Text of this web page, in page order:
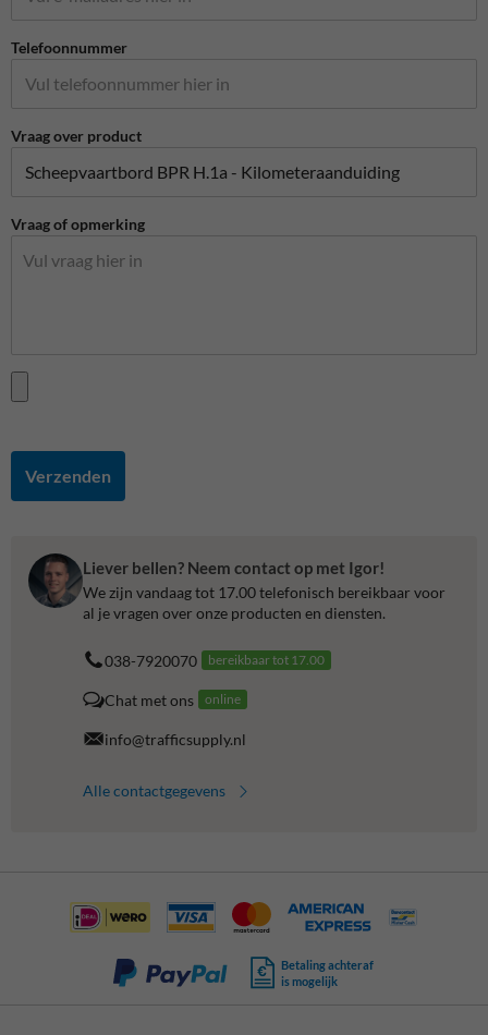
Telefoonnummer
Vraag over product
Vraag of opmerking
Verzenden
Liever bellen? Neem contact op met Igor!
We zijn vandaag tot 17.00 telefonisch bereikbaar voor
al je vragen over onze producten en diensten.
038-7920070 bereikbaar tot 17.00
Chat met ons online
info@trafficsupply.nl
Alle contactgegevens
Betaling achteraf
is mogelijk